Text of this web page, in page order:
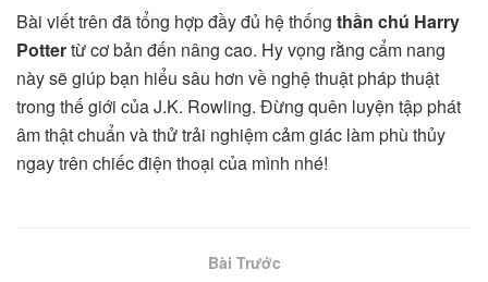
Bài viết trên đã tổng hợp đầy đủ hệ thống thần chú Harry
Pottertừ cơ bản đến nâng cao. Hy vọng rằng cẩm nang
này sẽ giúp bạn hiểu sâu hơn về nghệ thuật pháp thuật
trong thế giới của J.K. Rowling. Đừng quên luyện tập phát
âm thật chuẩn và thử trải nghiệm cảm giác làm phù thủy
ngay trên chiếc điện thoại của mình nhé!
Bài Trước